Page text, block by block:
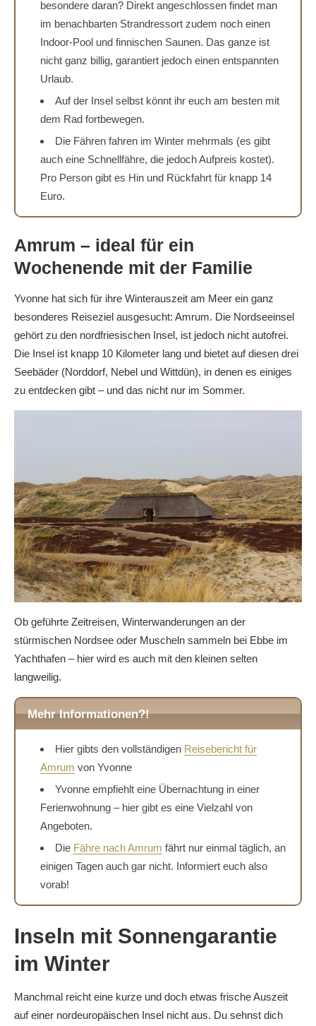
besondere daran? Direkt angeschlossen findet man
im benachbarten Strandressort zudem noch einen
Indoor-Pool und finnischen Saunen. Das ganze ist
nicht ganz billig, garantiert jedoch einen entspannten
Urlaub.
Auf der Insel selbst könnt ihr euch am besten mit
dem Rad fortbewegen.
Die Fähren fahren im Winter mehrmals (es gibt
auch eine Schnellfähre, die jedoch Aufpreis kostet).
Pro Person gibt es Hin und Rückfahrt für knapp 14
Euro.
Amrum – ideal für ein
Wochenende mit der Familie
Yvonne hat sich für ihre Winterauszeit am Meer ein ganz
besonderes Reiseziel ausgesucht: Amrum. Die Nordseeinsel
gehört zu den nordfriesischen Insel, ist jedoch nicht autofrei.
Die Insel ist knapp 10 Kilometer lang und bietet auf diesen drei
Seebäder (Norddorf, Nebel und Wittdün), in denen es einiges
zu entdecken gibt – und das nicht nur im Sommer.
Ob geführte Zeitreisen, Winterwanderungen an der
stürmischen Nordsee oder Muscheln sammeln bei Ebbe im
Yachthafen – hier wird es auch mit den kleinen selten
langweilig.
Mehr Informationen?!
Hier gibts den vollständigen Reisebericht für
Amrum von Yvonne
Yvonne empfiehlt eine Übernachtung in einer
Ferienwohnung – hier gibt es eine Vielzahl von
Angeboten.
Die Fähre nach Amrum fährt nur einmal täglich, an
einigen Tagen auch gar nicht. Informiert euch also
vorab!
Inseln mit Sonnengarantie
im Winter
Manchmal reicht eine kurze und doch etwas frische Auszeit
auf einer nordeuropäischen Insel nicht aus. Du sehnst dich